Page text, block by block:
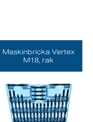
Maskinbricka Vertex
M18, rak